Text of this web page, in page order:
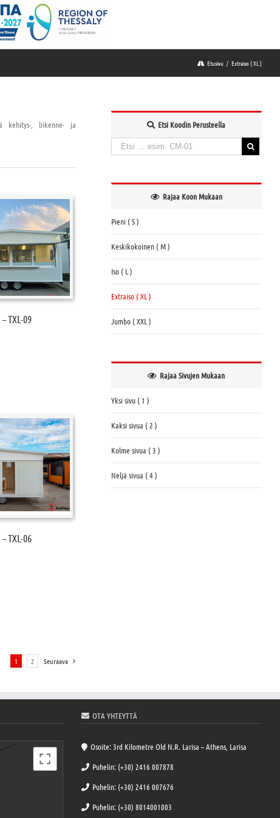
Etusivu / Extraiso ( XL )
kehitys-, liikenne- ja
TXL-09
TXL-06
1 2 Seuraava
Etsi Koodin Perusteella
Haku:
Rajaa Koon Mukaan
Pieni ( S )
Keskikokoinen ( M )
Iso ( L )
Extraiso ( XL )
Jumbo ( XXL )
Rajaa Sivujen Mukaan
Yksi sivu ( 1 )
Kaksi sivua ( 2 )
Kolme sivua ( 3 )
Neljä sivua ( 4 )
OTA YHTEYTTÄ
Osoite: 3rd Kilometre Old N.R. Larisa – Athens, Larisa
Puhelin: (+30) 2416 007878
Puhelin: (+30) 2416 007676
Puhelin: (+30) 8014001003